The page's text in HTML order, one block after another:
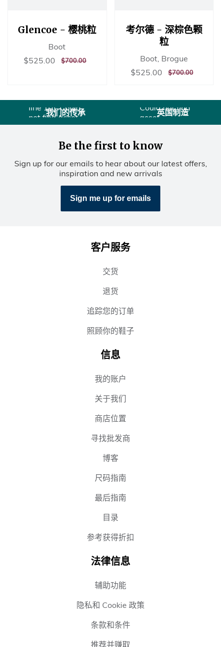
Glencoe - 樱桃粒
Boot
销
$525.00 $525.00
正
$700.00$700.00
考尔德 - 深棕色颗
粒
Boot, Brogue
销
格
$525.00 $525.00
正
格
$700.00$700.00
(sections/usps
line 10): Could
not find asset
snippets/图标
我们的传承
Liquid error
line 10):
Could not find
asset
snippets/图标
国.liquid
英国制造
Be the first to know
Sign up for our emails to hear about our latest offers,
inspiration and new arrivals
Sign me up for emails
客户服务
交货
退货
追踪您的订单
照顾你的鞋子
信息
我的账户
关于我们
商店位置
寻找批发商
博客
尺码指南
最后指南
目录
参考获得折扣
法律信息
辅助功能
隐私和 Cookie 政策
条款和条件
推荐并赚取